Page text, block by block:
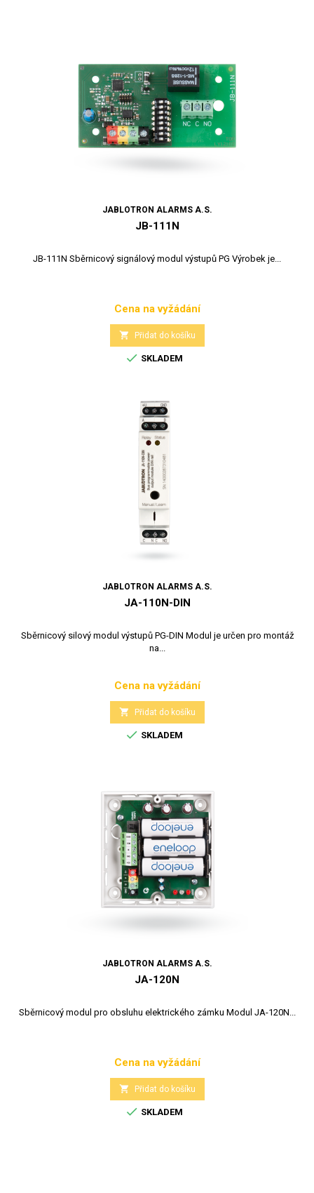
JABLOTRON ALARMS A.S.
JB-111N
JB-111N Sběrnicový signálový modul výstupů PG Výrobek je...
Cena
Cena na vyžádání
 Přidat do košíku
 SKLADEM
JABLOTRON ALARMS A.S.
JA-110N-DIN
Sběrnicový silový modul výstupů PG-DIN Modul je určen pro montáž
na...
Cena
Cena na vyžádání
 Přidat do košíku
 SKLADEM
JABLOTRON ALARMS A.S.
JA-120N
Sběrnicový modul pro obsluhu elektrického zámku Modul JA-120N...
Cena
Cena na vyžádání
 Přidat do košíku
 SKLADEM